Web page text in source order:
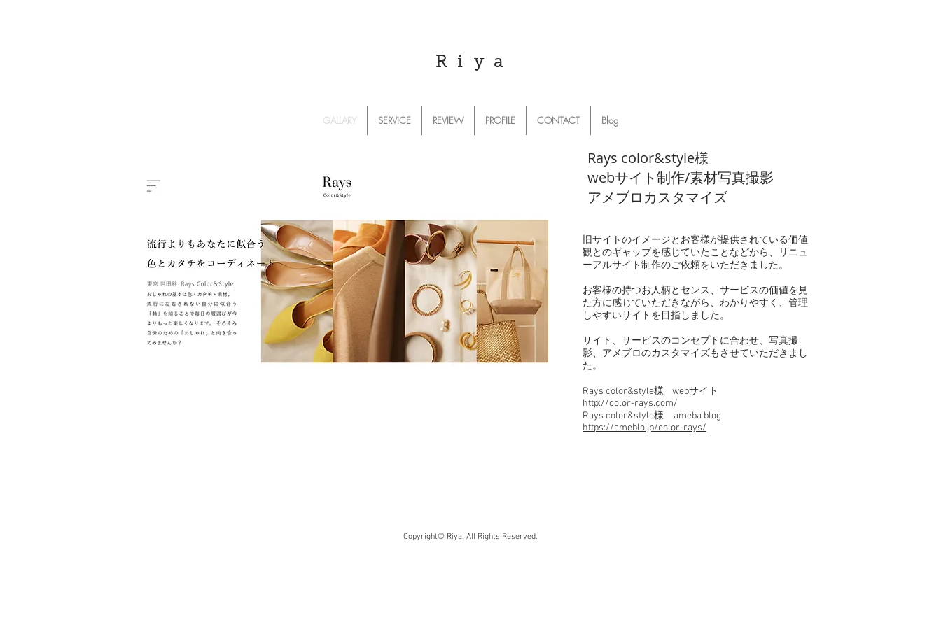
R i y a
GALLARY SERVICE REVIEW PROFILE CONTACT Blog
Rays color&style様
webサイト制作/素材写真撮影
アメブロカスタマイズ
旧サイトのイメージとお客様が提供されている価値
観とのギャップを感じていたことなどから​、リニュ
ーアルサイト制作のご依頼をいただきました。
​お客様の持つお人柄とセンス、サービスの価値を見
た方に感じていただきながら、わかりやすく、管理
しやすいサイトを目指しました。
​サイト、サービスのコンセプトに合わせ、写真撮
影、アメブロのカスタマイズもさせていただきまし
た。
Rays color&style様 webサイト
http://color-rays.com/
Rays color&style様 ameba blog
https://ameblo.jp/color-rays/
Copyright© Riya, All Rights Reserved.